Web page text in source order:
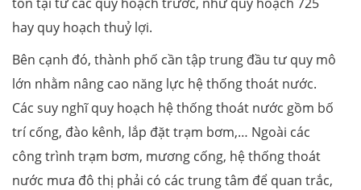
hay quy hoạch thuỷ lợi.
Bên cạnh đó, thành phố cần tập trung đầu tư quy mô
lớn nhằm nâng cao năng lực hệ thống thoát nước.
Các suy nghĩ quy hoạch hệ thống thoát nước gồm bố
trí cống, đào kênh, lắp đặt trạm bơm,… Ngoài các
công trình trạm bơm, mương cống, hệ thống thoát
nước mưa đô thị phải có các trung tâm để quan trắc,